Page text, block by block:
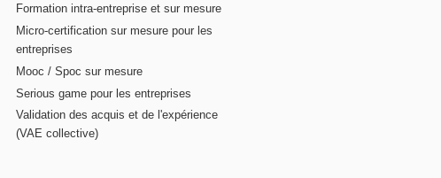
Formation intra-entreprise et sur mesure
Micro-certification sur mesure pour les
entreprises
Mooc / Spoc sur mesure
Serious game pour les entreprises
Validation des acquis et de l'expérience
(VAE collective)